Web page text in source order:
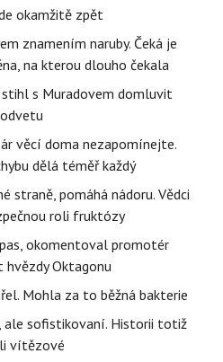
okamžitě zpět
znamením naruby. Čeká je
na kterou dlouho čekala
stihl s Muradovem domluvit
odvetu
věcí doma nezapomínejte.
dělá téměř každý
straně, pomáhá nádoru. Vědci
roli fruktózy
okomentoval promotér
hvězdy Oktagonu
Mohla za to běžná bakterie
ale sofistikovaní. Historii totiž
vítězové